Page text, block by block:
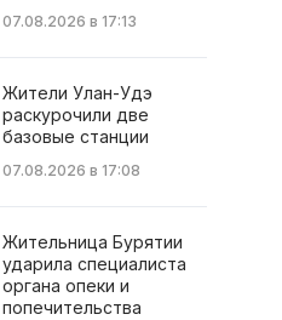
07.08.2026 в 17:13
Жители Улан-Удэ
раскурочили две
базовые станции
07.08.2026 в 17:08
Жительница Бурятии
ударила специалиста
органа опеки и
попечительства